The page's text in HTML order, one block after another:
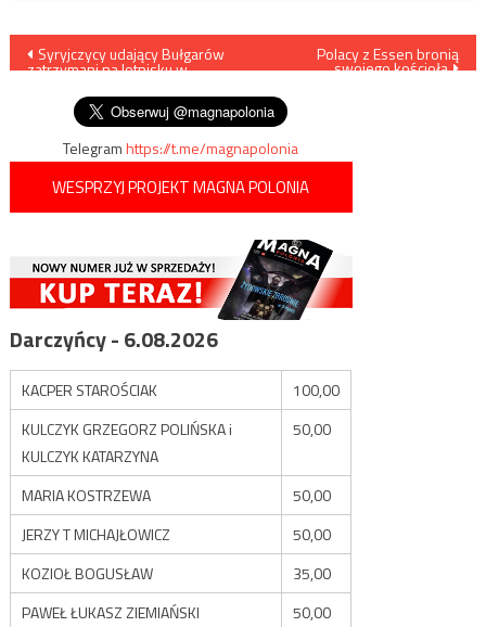
Nawigacja
wpisu
Syryjczycy udający Bułgarów
zatrzymani na lotnisku w
Polacy z Essen bronią
swojego kościoła
Telegramhttps://t.me/magnapolonia
WESPRZYJ PROJEKT MAGNA POLONIA
Darczyńcy - 6.08.2026
KACPER STAROŚCIAK
100,00
KULCZYK GRZEGORZ POLIŃSKA i
KULCZYK KATARZYNA
50,00
MARIA KOSTRZEWA
50,00
JERZY T MICHAJŁOWICZ
50,00
KOZIOŁ BOGUSŁAW
35,00
PAWEŁ ŁUKASZ ZIEMIAŃSKI
50,00